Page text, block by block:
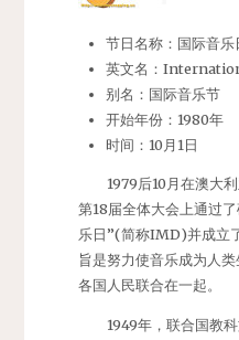
节日名称：国际音乐
英文名：
别名：国际音乐节
开始年份：1980年
时间：10月1日
1979后10月在澳大利
第18届全体大会上通过
乐日”(简称IMD)并成立
旨是努力使音乐成为人
各国人民联合在一起。
1949年，联合国教科